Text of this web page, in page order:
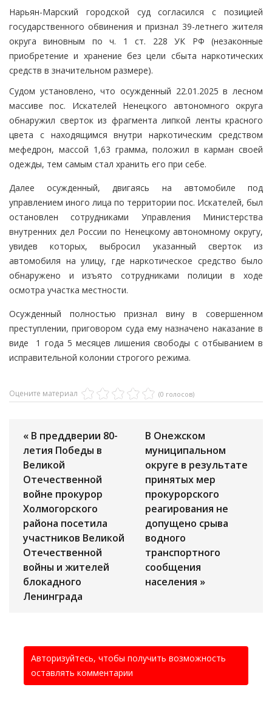
Нарьян-Марский городской суд согласился с позицией
государственного обвинения и признал 39-летнего жителя
округа виновным по ч. 1 ст. 228 УК РФ (незаконные
приобретение и хранение без цели сбыта наркотических
средств в значительном размере).
Судом установлено, что осужденный 22.01.2025 в лесном
массиве пос. Искателей Ненецкого автономного округа
обнаружил сверток из фрагмента липкой ленты красного
цвета с находящимся внутри наркотическим средством
мефедрон, массой 1,63 грамма, положил в карман своей
одежды, тем самым стал хранить его при себе.
Далее осужденный, двигаясь на автомобиле под
управлением иного лица по территории пос. Искателей, был
остановлен сотрудниками Управления Министерства
внутренних дел России по Ненецкому автономному округу,
увидев которых, выбросил указанный сверток из
автомобиля на улицу, где наркотическое средство было
обнаружено и изъято сотрудниками полиции в ходе
осмотра участка местности.
Осужденный полностью признал вину в совершенном
преступлении, приговором суда ему назначено наказание в
виде 1 года 5 месяцев лишения свободы с отбыванием в
исправительной колонии строгого режима.
Оцените материал (0 голосов)
« В преддверии 80-
летия Победы в
Великой
Отечественной
войне прокурор
Холмогорского
района посетила
участников Великой
Отечественной
войны и жителей
блокадного
Ленинграда
В Онежском
муниципальном
округе в результате
принятых мер
прокурорского
реагирования не
допущено срыва
водного
транспортного
сообщения
населения »
Авторизуйтесь, чтобы получить возможность
оставлять комментарии